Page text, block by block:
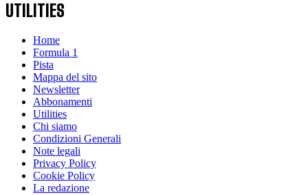
UTILITIES
Home
Formula 1
Pista
Mappa del sito
Newsletter
Abbonamenti
Utilities
Chi siamo
Condizioni Generali
Note legali
Privacy Policy
Cookie Policy
La redazione